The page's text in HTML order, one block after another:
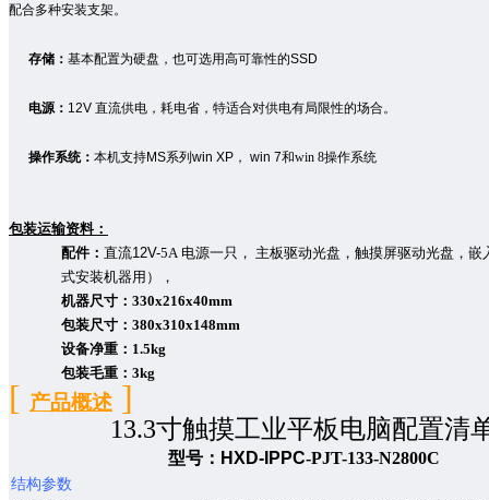
配合多种安装支架。
存储： 基本配置为硬盘，也可选用高可靠性的SSD
电源： 12V 直流供电，耗电省，特适合对供电有局限性的场合。
操作系统： 本机支持MS系列win XP ， win 7和win 8操作系统
包装运输资料：
配件： 直流12V-5A 电源一只， 主板驱动光盘，触摸屏驱动光盘，嵌
式安装机器用），
机器尺寸： 330x216x40mm
包装尺寸： 380x310x148mm
设备净重： 1.5kg
包装毛重： 3kg
[ 产品概述 ]
13.3寸触摸工业平板电脑配置清
型号： HXD-IPPC-PJT-133-N2800C
结构参数